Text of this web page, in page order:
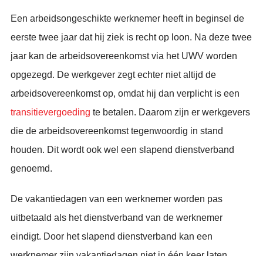
Een arbeidsongeschikte werknemer heeft in beginsel de
eerste twee jaar dat hij ziek is recht op loon. Na deze twee
jaar kan de arbeidsovereenkomst via het UWV worden
opgezegd. De werkgever zegt echter niet altijd de
arbeidsovereenkomst op, omdat hij dan verplicht is een
transitievergoeding te betalen. Daarom zijn er werkgevers
die de arbeidsovereenkomst tegenwoordig in stand
houden. Dit wordt ook wel een slapend dienstverband
genoemd.
De vakantiedagen van een werknemer worden pas
uitbetaald als het dienstverband van de werknemer
eindigt. Door het slapend dienstverband kan een